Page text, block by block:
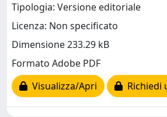
Tipologia: Versione editoriale
Licenza: Non specificato
Dimensione 233.29 kB
Formato Adobe PDF
Visualizza/Apri
Richiedi